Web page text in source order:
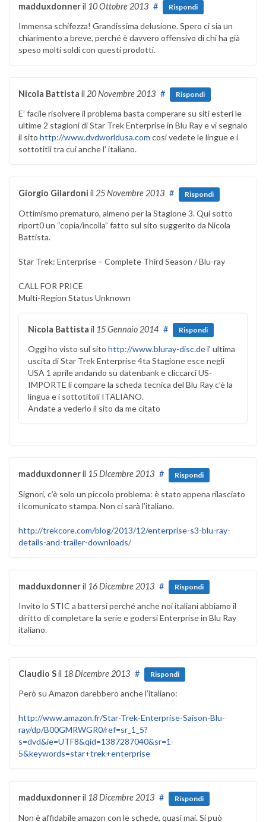
madduxdonneril 10 Ottobre 2013 # Rispondi
Immensa schifezza! Grandissima delusione. Spero ci sia un
chiarimento a breve, perché è davvero offensivo di chi ha già
speso molti soldi con questi prodotti.
Nicola Battista il 20 Novembre 2013 # Rispondi
E’ facile risolvere il problema basta comperare su siti esteri le
ultime 2 stagioni di Star Trek Enterprise in Blu Ray e vi segnalo
il sito http://www.dvdworldusa.com cosi vedete le lingue e i
sottotitli tra cui anche l’ italiano.
Giorgio Gilardoni il 25 Novembre 2013 # Rispondi
Ottimismo prematuro, almeno per la Stagione 3. Qui sotto
riport0 un “copia/incolla” fatto sul sito suggerito da Nicola
Battista.
Star Trek: Enterprise – Complete Third Season / Blu-ray
CALL FOR PRICE
Multi-Region Status Unknown
Nicola Battista il 15 Gennaio 2014 # Rispondi
Oggi ho visto sul sito http://www.bluray-disc.del’ ultima
uscita di Star Trek Enterprise 4ta Stagione esce negli
USA 1 aprile andando su datenbank e cliccarci US-
IMPORTE li compare la scheda tecnica del Blu Ray c’è la
lingua e i sottotitoli ITALIANO.
Andate a vederlo il sito da me citato
madduxdonneril 15 Dicembre 2013 # Rispondi
Signori, c’è solo un piccolo problema: è stato appena rilasciato
i lcomunicato stampa. Non ci sarà l’italiano.
http://trekcore.com/blog/2013/12/enterprise-s3-blu-ray-
details-and-trailer-downloads/
madduxdonneril 16 Dicembre 2013 # Rispondi
Invito lo STIC a battersi perché anche noi italiani abbiamo il
diritto di completare la serie e godersi Enterprise in Blu Ray
italiano.
Claudio Sil 18 Dicembre 2013 # Rispondi
Però su Amazon darebbero anche l’italiano:
http://www.amazon.fr/Star-Trek-Enterprise-Saison-Blu-
ray/dp/B00GMRWGR0/ref=sr_1_5?
s=dvd&ie=UTF8&qid=1387287040&sr=1-
5&keywords=star+trek+enterprise
madduxdonneril 18 Dicembre 2013 # Rispondi
Non è affidabile amazon con le schede, quasi mai. Si può